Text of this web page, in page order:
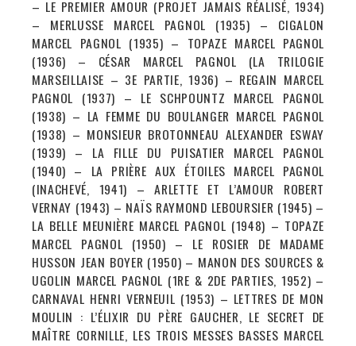
– LE PREMIER AMOUR (PROJET JAMAIS RÉALISÉ, 1934)
– MERLUSSE MARCEL PAGNOL (1935) – CIGALON
MARCEL PAGNOL (1935) – TOPAZE MARCEL PAGNOL
(1936) – CÉSAR MARCEL PAGNOL (LA TRILOGIE
MARSEILLAISE – 3E PARTIE, 1936) – REGAIN MARCEL
PAGNOL (1937) – LE SCHPOUNTZ MARCEL PAGNOL
(1938) – LA FEMME DU BOULANGER MARCEL PAGNOL
(1938) – MONSIEUR BROTONNEAU ALEXANDER ESWAY
(1939) – LA FILLE DU PUISATIER MARCEL PAGNOL
(1940) – LA PRIÈRE AUX ÉTOILES MARCEL PAGNOL
(INACHEVÉ, 1941) – ARLETTE ET L’AMOUR ROBERT
VERNAY (1943) – NAÏS RAYMOND LEBOURSIER (1945) –
LA BELLE MEUNIÈRE MARCEL PAGNOL (1948) – TOPAZE
MARCEL PAGNOL (1950) – LE ROSIER DE MADAME
HUSSON JEAN BOYER (1950) – MANON DES SOURCES &
UGOLIN MARCEL PAGNOL (1RE & 2DE PARTIES, 1952) –
CARNAVAL HENRI VERNEUIL (1953) – LETTRES DE MON
MOULIN : L’ÉLIXIR DU PÈRE GAUCHER, LE SECRET DE
MAÎTRE CORNILLE, LES TROIS MESSES BASSES MARCEL